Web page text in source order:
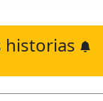
historias